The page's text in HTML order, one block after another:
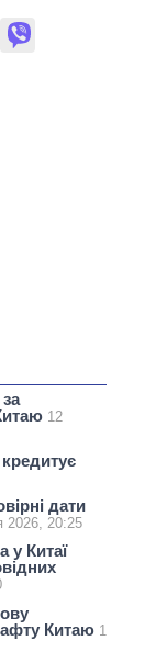
12
дати
2026, 20:25
у Китаї
Китаю 1